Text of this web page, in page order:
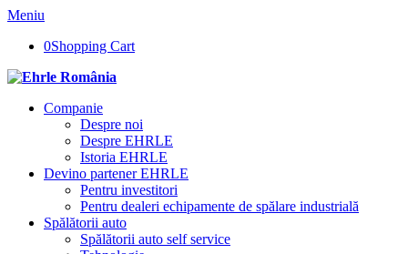
Meniu
0Shopping Cart
Companie
Despre noi
Despre EHRLE
Istoria EHRLE
Devino partener EHRLE
Pentru investitori
Pentru dealeri echipamente de spălare industrială
Spălătorii auto
Spălătorii auto self service